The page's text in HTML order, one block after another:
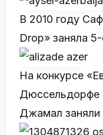
В 2010 году
Drop» заняла
На конкурсе
Дюссельдорфе
Джамал заняли